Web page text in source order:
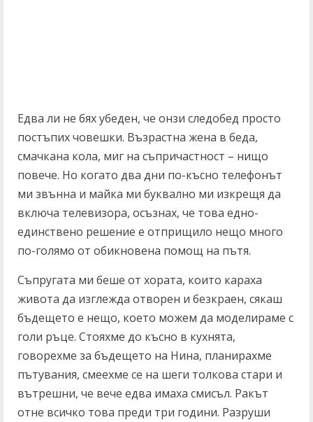
Едва ли не бях убеден, че онзи следобед просто
постъпих човешки. Възрастна жена в беда,
смачкана кола, миг на съпричастност – нищо
повече. Но когато два дни по-късно телефонът
ми звънна и майка ми буквално ми изкрещя да
включа телевизора, осъзнах, че това едно-
единствено решение е отприщило нещо много
по-голямо от обикновена помощ на пътя.
Съпругата ми беше от хората, които караха
живота да изглежда отворен и безкраен, сякаш
бъдещето е нещо, което можем да моделираме с
голи ръце. Стояхме до късно в кухнята,
говорехме за бъдещето на Нина, планирахме
пътувания, смеехме се на шеги толкова стари и
вътрешни, че вече едва имаха смисъл. Ракът
отне всичко това преди три години. Разруши